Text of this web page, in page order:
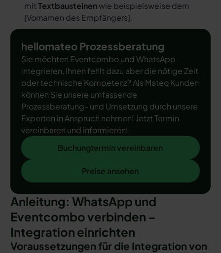
mitTextbausteinenwie beispielsweise dem
[Vornamen des Empfängers].
hellomateo Prozessberatung
Sie möchten Eventcombo und WhatsApp
integrieren, Ihnen fehlt dazu aber die nötige Zeit
oder technische Kompetenz? Als Mateo Kunden
können Sie unsere umfassende
Prozessberatung- und Umsetzung durch unsere
Experten in Anspruch nehmen! Jetzt Termin
vereinbaren und informieren!
Buchungtermin vereinbaren
Buchungtermin vereinbaren
Preise ansehen
Preise ansehen
Anleitung: WhatsApp und
Eventcombo verbinden –
Integration einrichten
Voraussetzungen für die Integration von